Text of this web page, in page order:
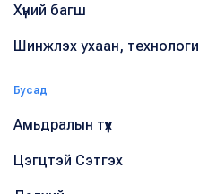
Хүний багш
Шинжлэх ухаан, технологи
Бусад
Амьдралын түүх
Цэгцтэй Сэтгэх